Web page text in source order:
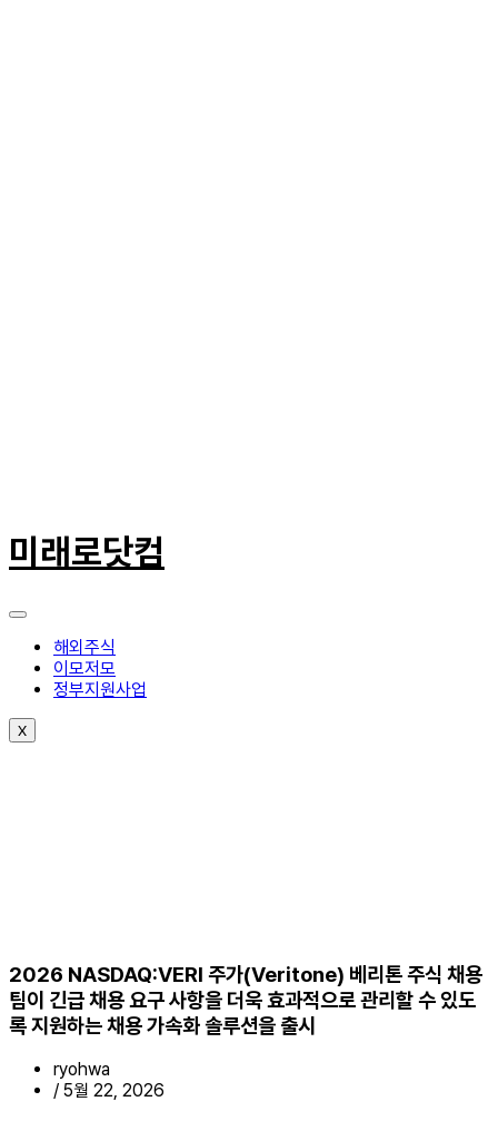
텐
츠
너
미래로닷컴
해외주식
이모저모
정부지원사업
X
2026 NASDAQ:VERI 주가(Veritone) 베리톤 주식 채용
팀이 긴급 채용 요구 사항을 더욱 효과적으로 관리할 수 있도
록 지원하는 채용 가속화 솔루션을 출시
ryohwa
/ 5월 22, 2026